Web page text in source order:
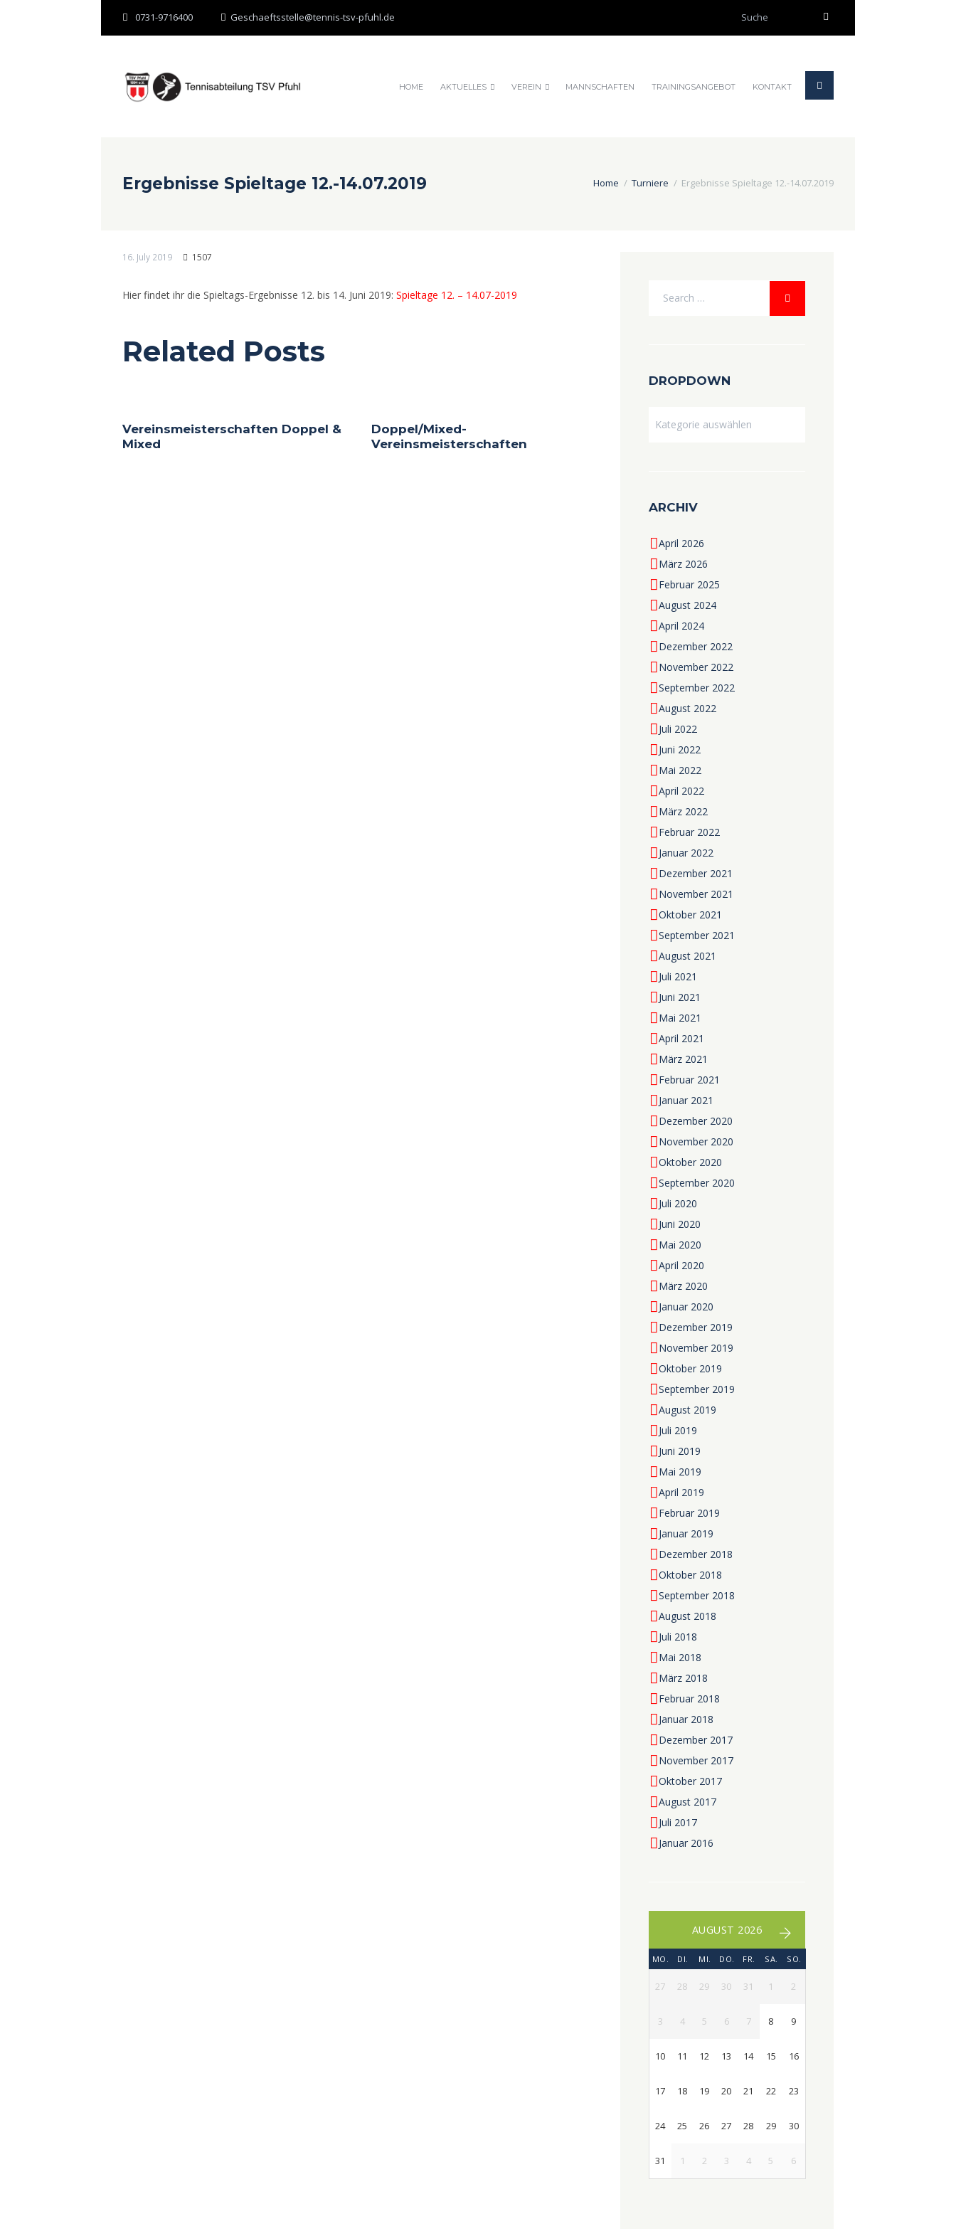
0731-9716400 Geschaeftsstelle@tennis-tsv-pfuhl.de
HOME AKTUELLES VEREIN MANNSCHAFTEN TRAININGSANGEBOT KONTAKT
Ergebnisse Spieltage 12.-14.07.2019 Home Turniere Ergebnisse Spieltage 12.-14.07.2019
16. July 2019 1507
Hier findet ihr die Spieltags-Ergebnisse 12. bis 14. Juni 2019: Spieltage 12. – 14.07-2019
Related Posts
Vereinsmeisterschaften Doppel &
Mixed
Doppel/Mixed-
Vereinsmeisterschaften
DROPDOWN
ARCHIV
April 2026
März 2026
Februar 2025
August 2024
April 2024
Dezember 2022
November 2022
September 2022
August 2022
Juli 2022
Juni 2022
Mai 2022
April 2022
März 2022
Februar 2022
Januar 2022
Dezember 2021
November 2021
Oktober 2021
September 2021
August 2021
Juli 2021
Juni 2021
Mai 2021
April 2021
März 2021
Februar 2021
Januar 2021
Dezember 2020
November 2020
Oktober 2020
September 2020
Juli 2020
Juni 2020
Mai 2020
April 2020
März 2020
Januar 2020
Dezember 2019
November 2019
Oktober 2019
September 2019
August 2019
Juli 2019
Juni 2019
Mai 2019
April 2019
Februar 2019
Januar 2019
Dezember 2018
Oktober 2018
September 2018
August 2018
Juli 2018
Mai 2018
März 2018
Februar 2018
Januar 2018
Dezember 2017
November 2017
Oktober 2017
August 2017
Juli 2017
Januar 2016
AUGUST 2026
MO. DI. MI. DO. FR. SA. SO.
27 28 29 30 31 1 2
3 4 5 6 7 8 9
10 11 12 13 14 15 16
17 18 19 20 21 22 23
24 25 26 27 28 29 30
31 1 2 3 4 5 6